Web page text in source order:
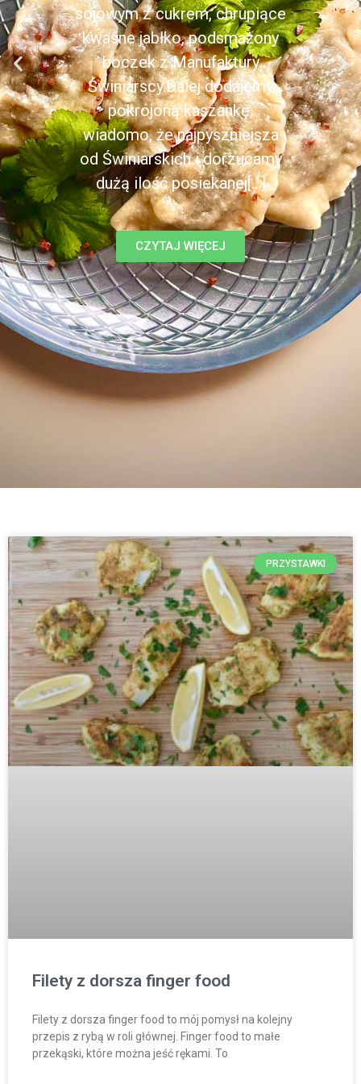
sojowym z cukrem, chrupiące
kwaśne jabłko, podsmażony
boczek z Manufaktury
Świniarscy.Dalej dodajemy
pokrojoną kaszankę,
wiadomo, że najpyszniejsza
od Świniarskich i dorzucamy
dużą ilość posiekanej[...]
CZYTAJ WIĘCEJ
PRZYSTAWKI
Filety z dorsza finger food
Filety z dorsza finger food to mój pomysł na kolejny
przepis z rybą w roli głównej. Finger food to małe
przekąski, które można jeść rękami. To